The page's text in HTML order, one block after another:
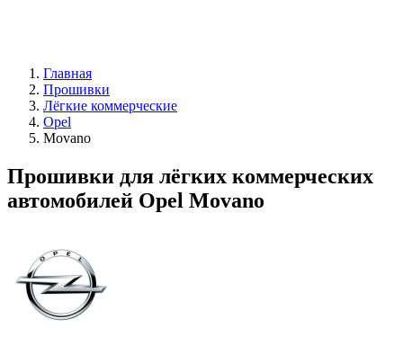
Главная
Прошивки
Лёгкие коммерческие
Opel
Movano
Прошивки для лёгких коммерческих
автомобилей Opel Movano